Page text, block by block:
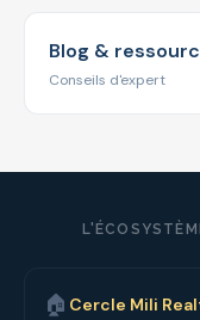
Blog &
Conseils d'expert
🏠 Cercle Mili